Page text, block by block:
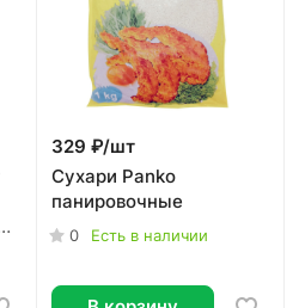
329 ₽/шт
Сухари Panko
панировочные
0 Есть в наличии